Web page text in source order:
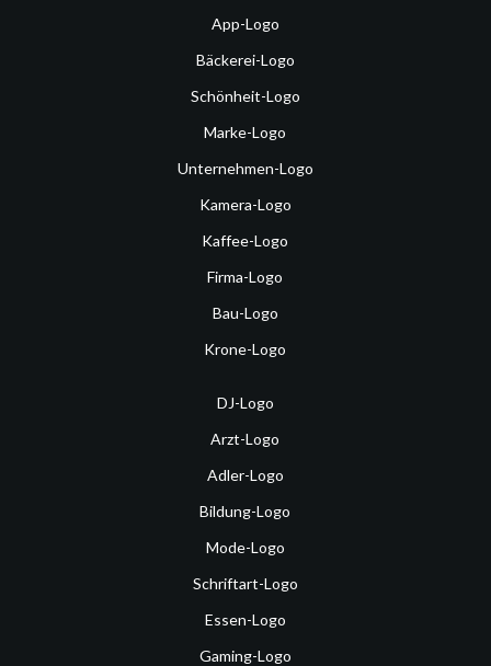
App-Logo
Bäckerei-Logo
Schönheit-Logo
Marke-Logo
Unternehmen-Logo
Kamera-Logo
Kaffee-Logo
Firma-Logo
Bau-Logo
Krone-Logo
DJ-Logo
Arzt-Logo
Adler-Logo
Bildung-Logo
Mode-Logo
Schriftart-Logo
Essen-Logo
Gaming-Logo